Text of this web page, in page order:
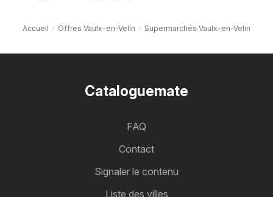
Accueil Offres Vaulx-en-Velin Supermarchés Vaulx-en-Velin
Cataloguemate
FAQ
Contact
Signaler le contenu
Liste des villes